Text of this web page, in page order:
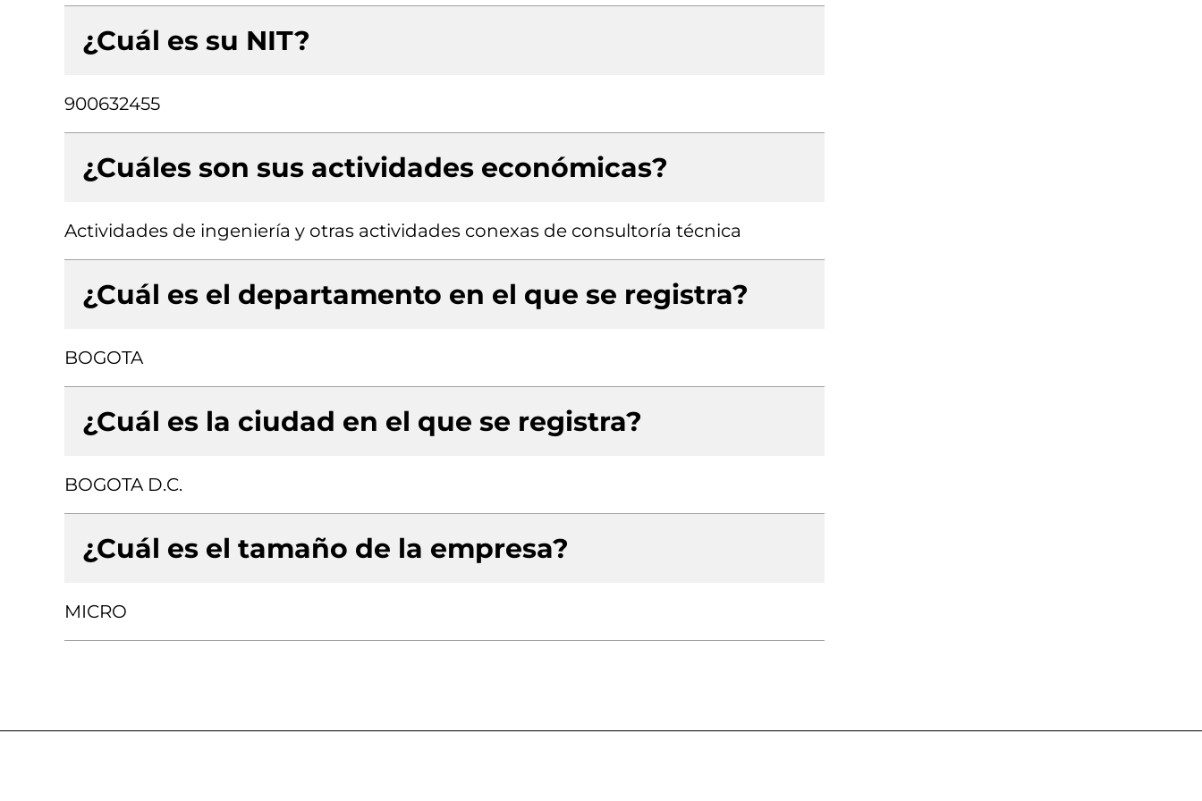
¿Cuál es su NIT?
900632455
¿Cuáles son sus actividades económicas?
Actividades de ingeniería y otras actividades conexas de consultoría técnica
¿Cuál es el departamento en el que se registra?
BOGOTA
¿Cuál es la ciudad en el que se registra?
BOGOTA D.C.
¿Cuál es el tamaño de la empresa?
MICRO